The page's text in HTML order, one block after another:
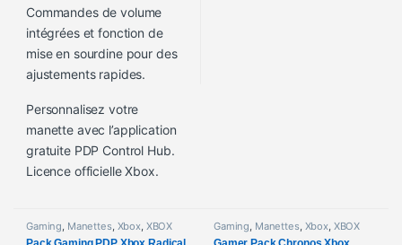
Commandes de volume
intégrées et fonction de
mise en sourdine pour des
ajustements rapides.
Personnalisez votre
manette avec l’application
gratuite PDP Control Hub.
Licence officielle Xbox.
Gaming, Manettes, Xbox, XBOX
Gaming, Manettes, Xbox, XBOX